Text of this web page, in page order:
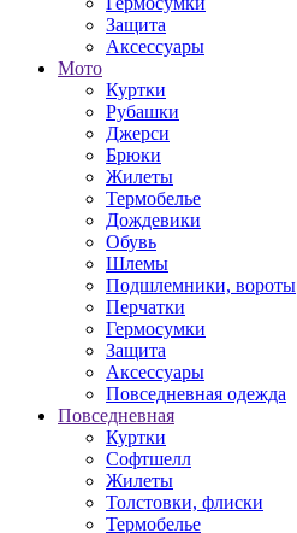
Защита
Аксессуары
Мото
Куртки
Рубашки
Джерси
Брюки
Жилеты
Термобелье
Дождевики
Обувь
Шлемы
Подшлемники, вороты
Перчатки
Гермосумки
Защита
Аксессуары
Повседневная одежда
Повседневная
Куртки
Софтшелл
Жилеты
Толстовки, флиски
Термобелье